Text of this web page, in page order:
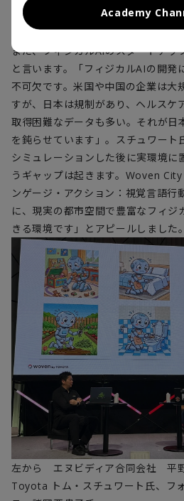
ンなどの製品をローンチしているこ
また、フィジカルAIのスタートアッ
と言います。「フィジカルAIの開発
不可欠です。米国や中国の企業は大
すが、日本は規制があり、ヘルスケ
取得困難なデータも多い。それが日
を鈍らせています」。スチュワート
シミュレーションした後に実環境に
うギャップは起きます。 Woven City
ンゲージ・アクション：視覚言語行
に、現実の都市空間で豊富なフィジ
きる環境です」とアピールしました。
左から エヌビディア合同会社 平
Toyota トム・スチュワート氏、フ
Academy